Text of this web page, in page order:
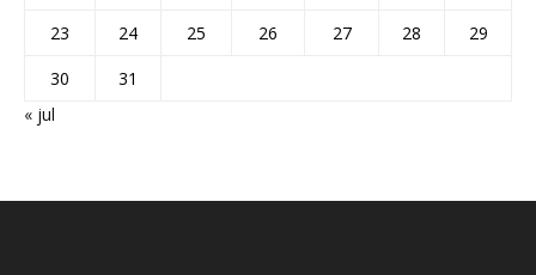
23
24 25 26 27 28
29
30
31
« jul